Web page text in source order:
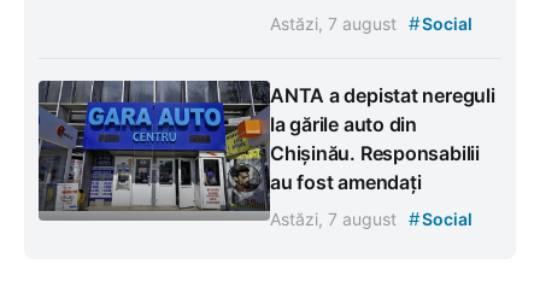
Astăzi, 7 august #Social
ANTA a depistat nereguli
la gările auto din
Chișinău. Responsabilii
au fost amendați
Astăzi, 7 august #Social